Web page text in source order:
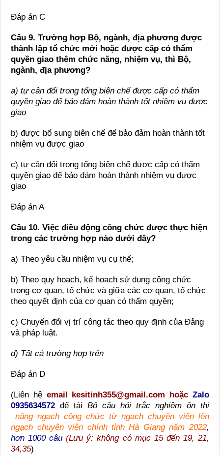
Đáp án C
Câu 9.Trường hợp Bộ, ngành, địa phương được
thành lập tổ chức mới hoặc được cấp có thẩm
quyền giao thêm chức năng, nhiệm vụ, thì Bộ,
ngành, địa phương?
a) tự cân đối trong tổng biên chế được cấp có thẩm
quyền giao để bảo đảm hoàn thành tốt nhiệm vụ được
giao
b) được bổ sung biên chế để bảo đảm hoàn thành tốt
nhiệm vụ được giao
c) tự cân đối trong tổng biên chế được cấp có thẩm
quyền giao để bảo đảm hoàn thành nhiệm vụ được
giao
Đáp án A
Câu 10.Việc điều động công chức được thực hiện
trong các trường hợp nào dưới đây?
a) Theo yêu cầu nhiệm vụ cụ thể;
b) Theo quy hoạch, kế hoạch sử dụng công chức
trong cơ quan, tổ chức và giữa các cơ quan, tổ chức
theo quyết định của cơ quan có thẩm quyền;
c) Chuyển đổi vị trí công tác theo quy định của Đảng
và pháp luật.
d) Tất cả trường hợp trên
Đáp án D
(Liên hệ email kesitinh355@gmail.com hoặc Zalo
0935634572 để tảiBộ câu hỏi trắc nghiệm ôn thi
nâng ngạch công chức từ ngạch chuyên viên lên
ngạch chuyên viên chính tỉnh Hà Giang năm 2022,
hơn 1000 câu(Lưu ý: không có mục 15 đến 19, 21,
34,35)